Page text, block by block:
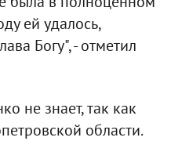
ей удалось,
Богу", - отметил
не знает, так как
области.